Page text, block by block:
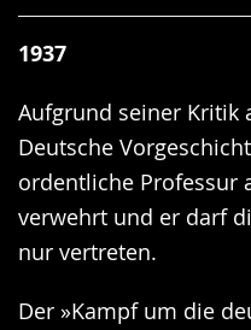
1937
Aufgrund seiner Kritik
Deutsche
ordentliche Professur
verwehrt und er darf
nur vertreten.
Der »Kampf um die